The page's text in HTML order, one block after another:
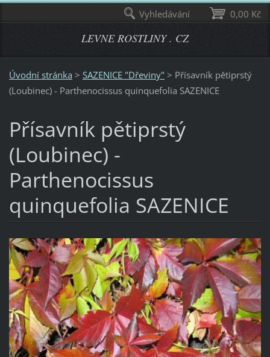
LEVNE ROSTLINY . CZ
Úvodní stránka > SAZENICE "Dřeviny" > Přísavník pětiprstý
(Loubinec) - Parthenocissus quinquefolia SAZENICE
Přísavník pětiprstý
(Loubinec) -
Parthenocissus
quinquefolia SAZENICE
0,00 Kč
Vyhledávání